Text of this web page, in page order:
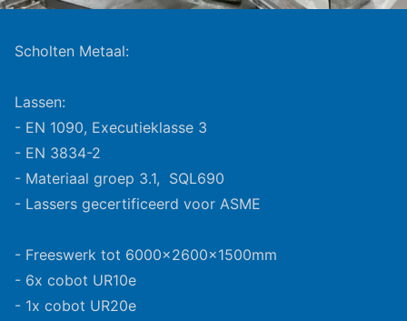
Scholten Metaal:
Lassen:
- EN 1090, Executieklasse 3
- EN 3834-2
- Materiaal groep 3.1, SQL690
- Lassers gecertificeerd voor ASME
- Freeswerk tot 6000x2600x1500mm
- 6x cobot UR10e
- 1x cobot UR20e